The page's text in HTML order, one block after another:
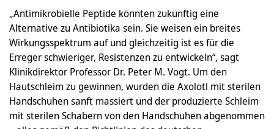
„Antimikrobielle Peptide könnten zukünftig eine
Alternative zu Antibiotika sein. Sie weisen ein breites
Wirkungsspektrum auf und gleichzeitig ist es für die
Erreger schwieriger, Resistenzen zu entwickeln“, sagt
Klinikdirektor Professor Dr. Peter M. Vogt. Um den
Hautschleim zu gewinnen, wurden die Axolotl mit sterilen
Handschuhen sanft massiert und der produzierte Schleim
mit sterilen Schabern von den Handschuhen abgenommen